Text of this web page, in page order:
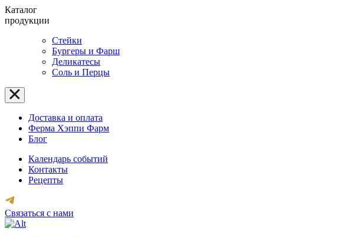
Каталог
продукции
Стейки
Бургеры и Фарш
Деликатесы
Соль и Перцы
Доставка и оплата
Ферма Хэппи Фарм
Блог
Календарь событий
Контакты
Рецепты
Связаться с нами